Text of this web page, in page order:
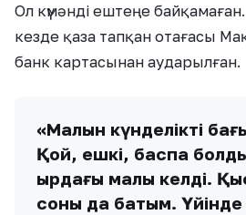
Ол күмәнді ештеңе
кезде қаза тапқан отағасы
банк картасынан аударылған.
«Малын күнделікті
Қой, ешкі, баспақ
қырдағы малы келді.
соны да бақтым.